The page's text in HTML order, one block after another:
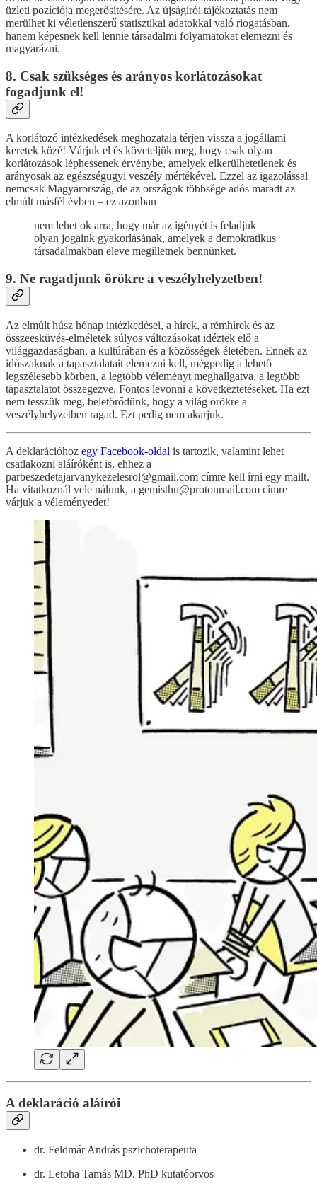
üzleti pozíciója megerősítésére. Az újságírói tájékoztatás nem
merülhet ki véletlenszerű statisztikai adatokkal való riogatásban,
hanem képesnek kell lennie társadalmi folyamatokat elemezni és
magyarázni.
8. Csak szükséges és arányos korlátozásokat
fogadjunk el!
A korlátozó intézkedések meghozatala térjen vissza a jogállami
keretek közé! Várjuk el és követeljük meg, hogy csak olyan
korlátozások léphessenek érvénybe, amelyek elkerülhetetlenek és
arányosak az egészségügyi veszély mértékével. Ezzel az igazolással
nemcsak Magyarország, de az országok többsége adós maradt az
elmúlt másfél évben – ez azonban
nem lehet ok arra, hogy már az igényét is feladjuk
olyan jogaink gyakorlásának, amelyek a demokratikus
társadalmakban eleve megilletnek bennünket.
9. Ne ragadjunk örökre a veszélyhelyzetben!
Az elmúlt húsz hónap intézkedései, a hírek, a rémhírek és az
összeesküvés-elméletek súlyos változásokat idéztek elő a
világgazdaságban, a kultúrában és a közösségek életében. Ennek az
időszaknak a tapasztalatait elemezni kell, mégpedig a lehető
legszélesebb körben, a legtöbb véleményt meghallgatva, a legtöbb
tapasztalatot összegezve. Fontos levonni a következtetéseket. Ha ezt
nem tesszük meg, beletörődünk, hogy a világ örökre a
veszélyhelyzetben ragad. Ezt pedig nem akarjuk.
A deklarációhoz egy Facebook-oldal is tartozik, valamint lehet
csatlakozni aláíróként is, ehhez a
parbeszedetajarvanykezelesrol@gmail.com címre kell írni egy mailt.
Ha vitatkoznál vele nálunk, a gemisthu@protonmail.com címre
várjuk a véleményedet!
A deklaráció aláírói
dr. Feldmár András pszichoterapeuta
dr. Letoha Tamás MD. PhD kutatóorvos